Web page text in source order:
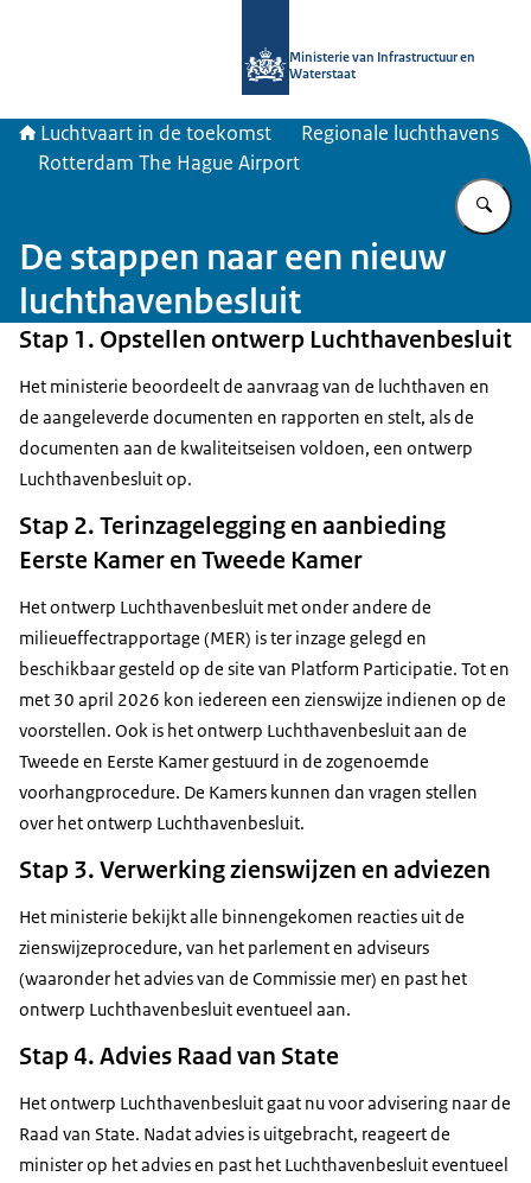
Ministerie van Infrastructuur en
Waterstaat
Luchtvaart in de toekomst
Regionale luchthavens
Rotterdam The Hague Airport
De stappen naar een nieuw
luchthavenbesluit
Stap 1. Opstellen ontwerp Luchthavenbesluit
Het ministerie beoordeelt de aanvraag van de luchthaven en
de aangeleverde documenten en rapporten en stelt, als de
documenten aan de kwaliteitseisen voldoen, een ontwerp
Luchthavenbesluit op.
Stap 2. Terinzagelegging en aanbieding
Eerste Kamer en Tweede Kamer
Het ontwerp Luchthavenbesluit met onder andere de
milieueffectrapportage (MER) is ter inzage gelegd en
beschikbaar gesteld op de site van Platform Participatie. Tot en
met 30 april 2026 kon iedereen een zienswijze indienen op de
voorstellen. Ook is het ontwerp Luchthavenbesluit aan de
Tweede en Eerste Kamer gestuurd in de zogenoemde
voorhangprocedure. De Kamers kunnen dan vragen stellen
over het ontwerp Luchthavenbesluit.
Stap 3. Verwerking zienswijzen en adviezen
Het ministerie bekijkt alle binnengekomen reacties uit de
zienswijzeprocedure, van het parlement en adviseurs
(waaronder het advies van de Commissie mer) en past het
ontwerp Luchthavenbesluit eventueel aan.
Stap 4. Advies Raad van State
Het ontwerp Luchthavenbesluit gaat nu voor advisering naar de
Raad van State. Nadat advies is uitgebracht, reageert de
minister op het advies en past het Luchthavenbesluit eventueel